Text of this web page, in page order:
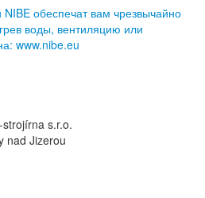
обеспечат вам чрезвычайно
воды, вентиляцию или
www.nibe.eu
s.r.o.
nad Jizerou